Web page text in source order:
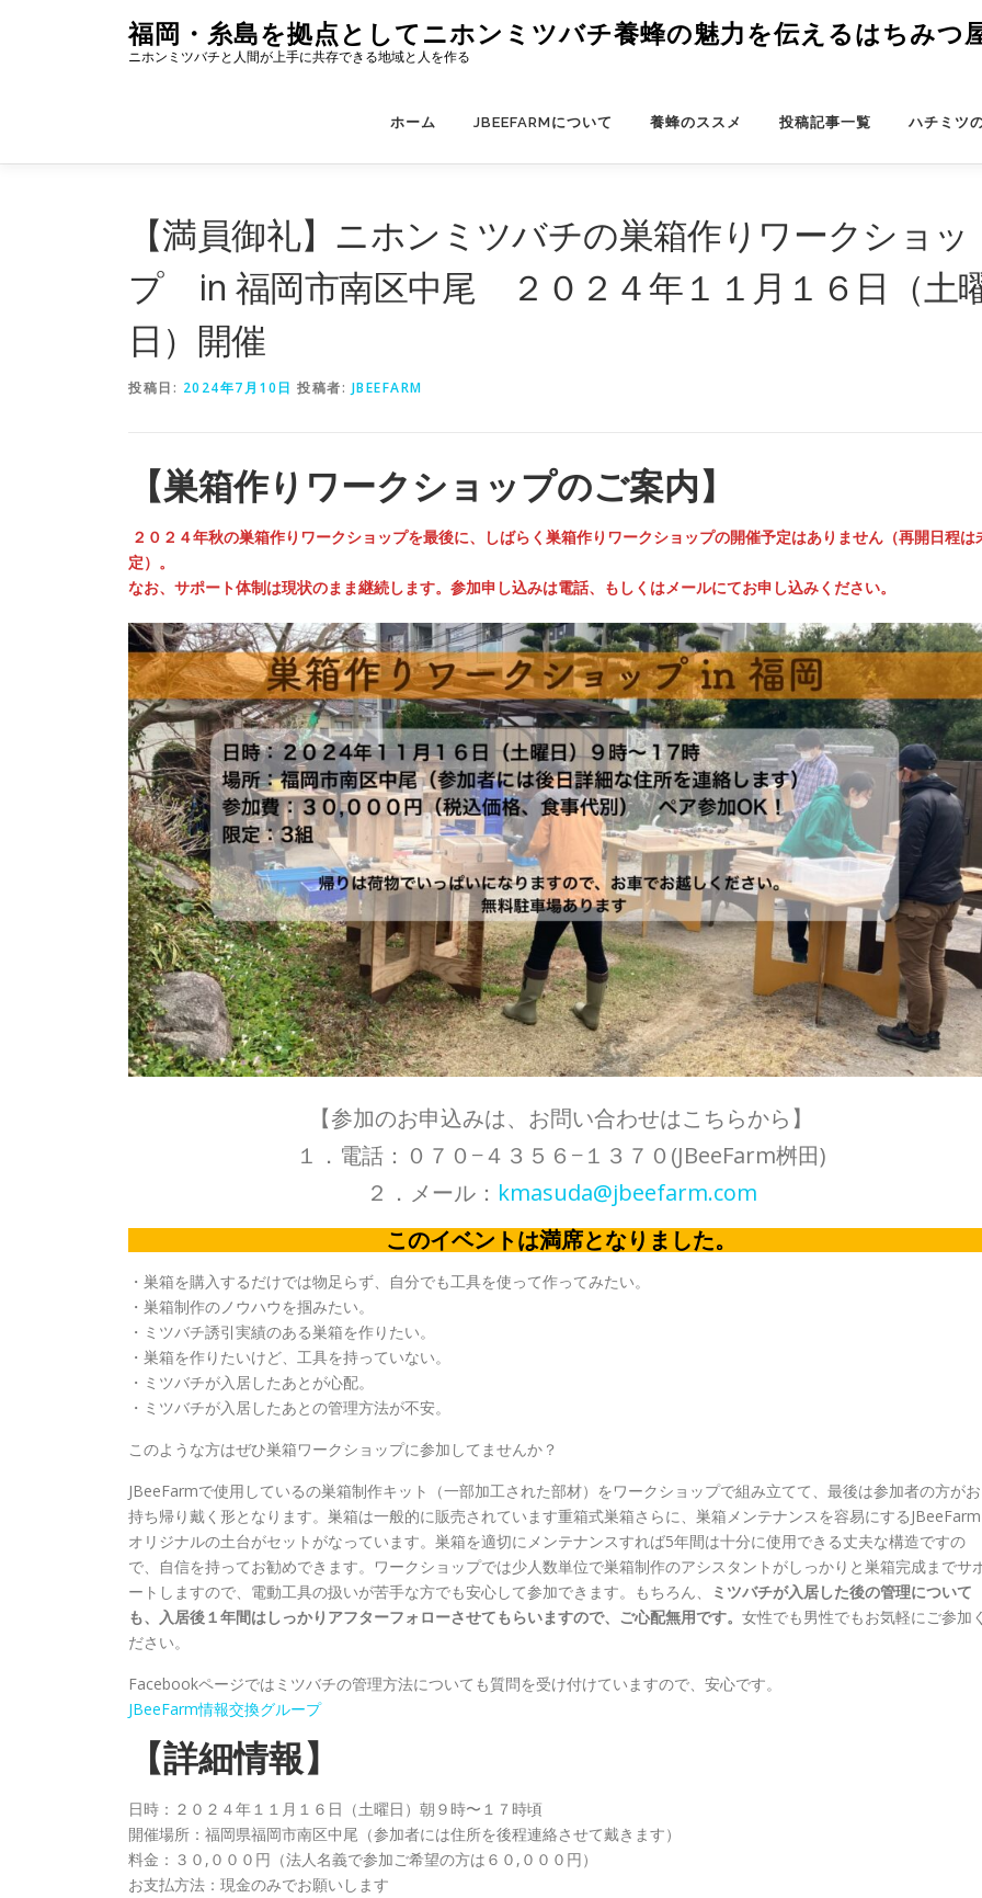
ス
福岡・糸島を拠点としてニホンミツバチ養蜂の魅力を伝えるはちみ
ニホンミツバチと人間が上手に共存できる地域と人を作る
ホーム JBEEFARMについて 養蜂のススメ 投稿記事一覧 ハチミツ
【満員御礼】ニホンミツバチの巣箱作りワークショッ
プ in 福岡市南区中尾 ２０２４年１１月１６日（土
日）開催
投稿日: 2024年7月10日 投稿者: JBEEFARM
【巣箱作りワークショップのご案内】
２０２４年秋の巣箱作りワークショップを最後に、しばらく巣箱作りワークショップの開催予定はありません（再開日程は
定）。
なお、サポート体制は現状のまま継続します。参加申し込みは電話、もしくはメールにてお申し込みください。
【参加のお申込みは、お問い合わせはこちらから】
１．電話：０７０−４３５６−１３７０(JBeeFarm桝田)
２．メール： kmasuda@jbeefarm.com
このイベントは満席となりました。
・巣箱を購入するだけでは物足らず、自分でも工具を使って作ってみたい。
・巣箱制作のノウハウを掴みたい。
・ミツバチ誘引実績のある巣箱を作りたい。
・巣箱を作りたいけど、工具を持っていない。
・ミツバチが入居したあとが心配。
・ミツバチが入居したあとの管理方法が不安。
このような方はぜひ巣箱ワークショップに参加してませんか？
JBeeFarmで使用しているの巣箱制作キット（一部加工された部材）をワークショップで組み立てて、最後は参加者の方がお
持ち帰り戴く形となります。巣箱は一般的に販売されています重箱式巣箱さらに、巣箱メンテナンスを容易にするJBeeFarm
オリジナルの土台がセットがなっています。巣箱を適切にメンテナンスすれば5年間は十分に使用できる丈夫な構造ですの
で、自信を持ってお勧めできます。ワークショップでは少人数単位で巣箱制作のアシスタントがしっかりと巣箱完成までサ
ートしますので、電動工具の扱いが苦手な方でも安心して参加できます。もちろん、
ミツバチが入居した後の管理について
も、入居後１年間はしっかりアフターフォローさせてもらいますので、ご心配無用です。 女性でも男性でもお気軽にご参加
ださい。
Facebookページではミツバチの管理方法についても質問を受け付けていますので、安心です。
JBeeFarm情報交換グループ
【詳細情報】
日時：２０２４年１１月１６日（土曜日）朝９時〜１７時頃
開催場所：福岡県福岡市南区中尾（参加者には住所を後程連絡させて戴きます）
料金：３０,０００円（法人名義で参加ご希望の方は６０,０００円）
お支払方法：現金のみでお願いします